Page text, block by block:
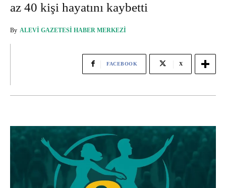
az 40 kişi hayatını kaybetti
By ALEVI GAZETESI HABER MERKEZI
FACEBOOK X